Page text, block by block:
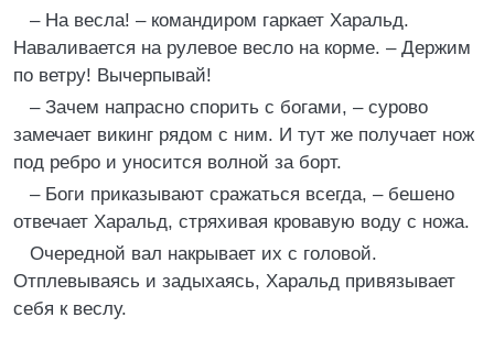
– На весла! – командиром гаркает Харальд.
Наваливается на рулевое весло на корме. – Держим
по ветру! Вычерпывай!
– Зачем напрасно спорить с богами, – сурово
замечает викинг рядом с ним. И тут же получает нож
под ребро и уносится волной за борт.
– Боги приказывают сражаться всегда, – бешено
отвечает Харальд, стряхивая кровавую воду с ножа.
Очередной вал накрывает их с головой.
Отплевываясь и задыхаясь, Харальд привязывает
себя к веслу.